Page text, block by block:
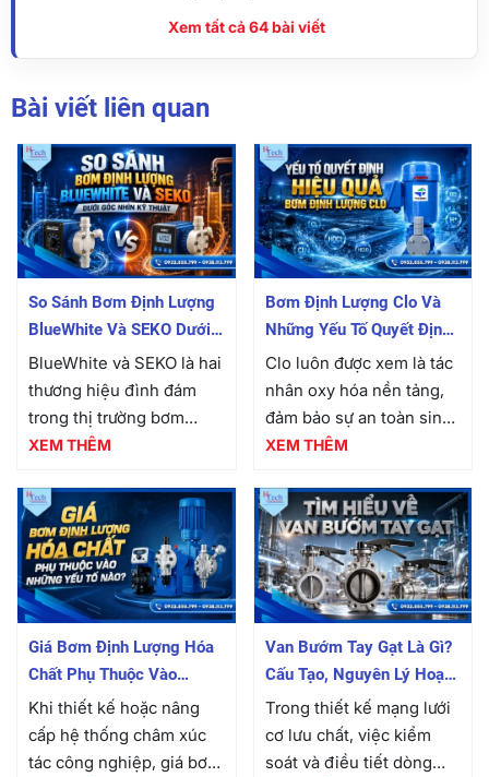
Xem tất cả 64 bài viết
Bài viết liên quan
So Sánh Bơm Định Lượng
BlueWhite Và SEKO Dưới
Góc Nhìn Kỹ Thuật
BlueWhite và SEKO là hai
thương hiệu đình đám
trong thị trường bơm
công nghiệp nói chung
chất nói riêng. Sự góp
mặt của hai “ông lớn” này
mang...
XEM THÊM
Bơm Định Lượng Clo Và
Những Yếu Tố Quyết Định
Hiệu Quả Khử Trùng Trong
Hệ Thống Xử Lý Nước
Clo luôn được xem là tác
nhân oxy hóa nền tảng,
đảm bảo sự an toàn sinh
học cho toàn bộ mạng
nhiên, để duy trì chuỗi
phản ứng này...
XEM THÊM
Giá Bơm Định Lượng Hóa
Chất Phụ Thuộc Vào
Những Yếu Tố Nào?
Khi thiết kế hoặc nâng
cấp hệ thống châm xúc
tác công nghiệp, giá bơm
Van Bướm Tay Gạt Là Gì?
Cấu Tạo, Nguyên Lý Hoạt
Động Và Giá Bán
Trong thiết kế mạng lưới
cơ lưu chất, việc kiểm
soát và điều tiết dòng